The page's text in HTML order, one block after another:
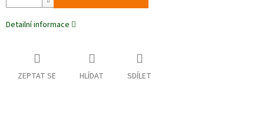
Detailní informace
ZEPTAT SE HLÍDAT SDÍLET